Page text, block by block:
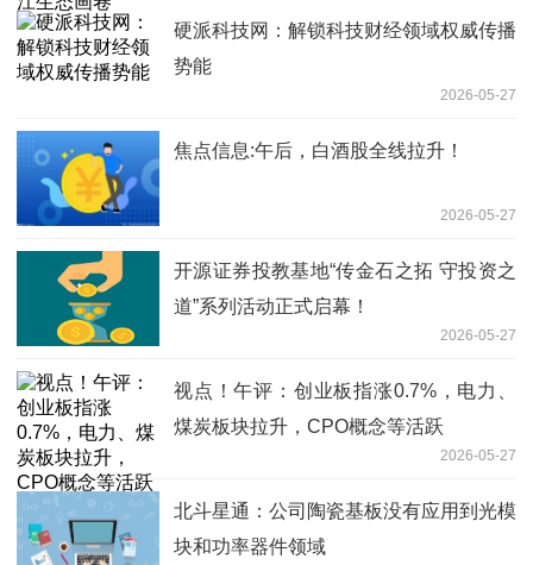
硬派科技网：解锁科技财经领域权威传播
势能
2026-05-27
焦点信息:午后，白酒股全线拉升！
2026-05-27
开源证券投教基地“传金石之拓 守投资之
道”系列活动正式启幕！
2026-05-27
视点！午评：创业板指涨0.7%，电力、
煤炭板块拉升，CPO概念等活跃
2026-05-27
北斗星通：公司陶瓷基板没有应用到光模
块和功率器件领域